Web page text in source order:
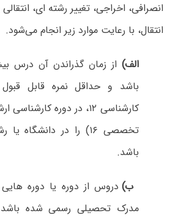
انصرافی، اخراجی، تغییر رشته ای،
انتقال، با رعایت موارد زیر انجام می‌شود.
الف)
باشد و حداقل نمره قابل
تخصصی ۱۶) را در
باشد.
ب)دروس از دوره یا دوره
مدرک تحصیلی رسمی شده باشد